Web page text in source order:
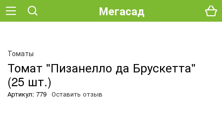
Мегасад
Томаты
Томат "Пизанелло да Брускетта"
(25 шт.)
Артикул: 779 Оставить отзыв